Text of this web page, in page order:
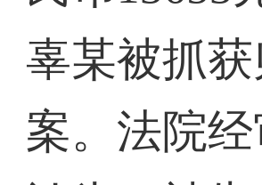
辜某被抓获
案。法院经